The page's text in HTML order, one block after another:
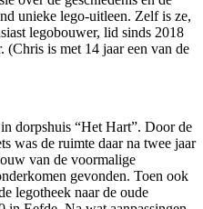
unieke lego-uitleen. Zelf is ze,
legobouwer, lid sinds 2018
is met 14 jaar een van de
dorpshuis “Het Hart”. Door de
was de ruimte daar na twee jaar
van de voormalige
gevonden. Toen ook
legotheek naar de oude